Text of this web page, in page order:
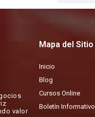
valor
Mapa del Sitio
Inicio
Blog
Cursos Online
Boletín Informativo